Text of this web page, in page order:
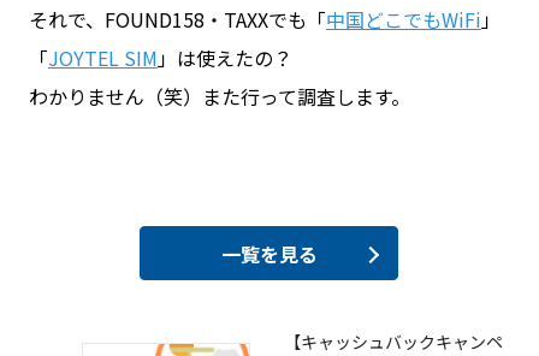
それで、FOUND158・TAXXでも「中国どこでもWiFi」
「JOYTEL SIM」は使えたの？
わかりません（笑）また行って調査します。
一覧を見る
【キャッシュバックキャンペ